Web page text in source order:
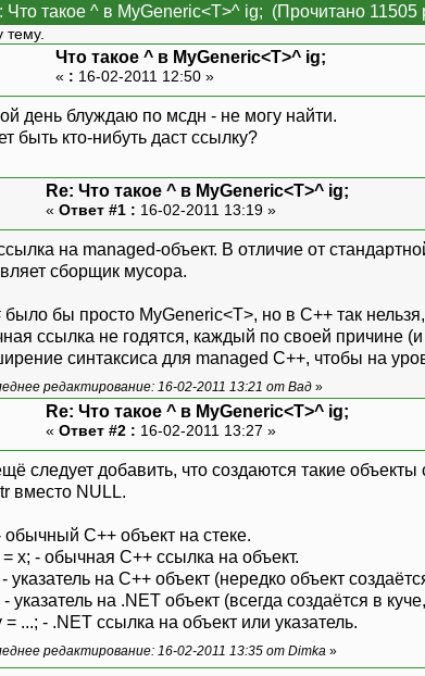
Что такое ^ в MyGeneric<T>^ ig; (Прочитано 11505
тему.
Что такое ^ в MyGeneric<T>^ ig;
« : 16-02-2011 12:50 »
день блуждаю по мсдн - не могу найти.
быть кто-нибуть даст ссылку?
Re: Что такое ^ в MyGeneric<T>^ ig;
« Ответ #1 : 16-02-2011 13:19 »
на managed-объект. В отличие от
сборщик мусора.
было бы просто MyGeneric<T>, но в C++ так
ссылка не годятся, каждый по своей причине
синтаксиса для managed C++, чтобы на
редактирование: 16-02-2011 13:21 от Вад »
Re: Что такое ^ в MyGeneric<T>^ ig;
« Ответ #2 : 16-02-2011 13:27 »
следует добавить, что создаются такие
вместо NULL.
обычный C++ объект на стеке.
x; - обычная C++ ссылка на объект.
указатель на C++ объект (нередко объект
- указатель на .NET объект (всегда создаётся в
= ...; - .NET ссылка на объект или указатель.
редактирование: 16-02-2011 13:35 от Dimka »